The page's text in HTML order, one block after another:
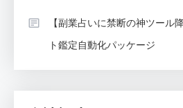
【副業占いに禁断の神ツール
ト鑑定自動化パッケージ